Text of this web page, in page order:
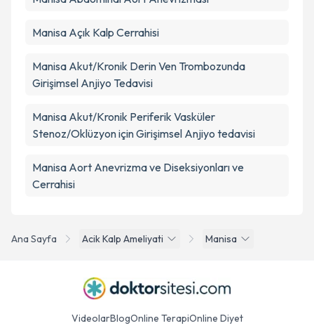
Ana Sayfa Acik Kalp Ameliyati Manisa
Manisa Açık Kalp Cerrahisi
Manisa Akut/Kronik Derin Ven Trombozunda
Girişimsel Anjiyo Tedavisi
Manisa Akut/Kronik Periferik Vasküler
Stenoz/Oklüzyon için Girişimsel Anjiyo tedavisi
Manisa Aort Anevrizma ve Diseksiyonları ve
Cerrahisi
VideolarBlogOnline TerapiOnline Diyet